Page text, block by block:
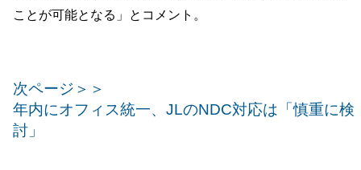
ことが可能となる」とコメント。
次ページ＞＞
年内にオフィス統一、JLのNDC対応は「慎重に検
討」